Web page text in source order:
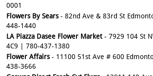
0001
Flowers By Sears- 82nd Ave & 83rd St
448-1440
LA Piazza Dasee Flower Market - 7929 104 St
4C9 | 780-437-1380
Flower Affairs- 11100 51st Ave # 600
438-3666